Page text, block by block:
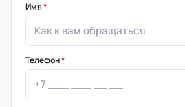
Имя*
Телефон*